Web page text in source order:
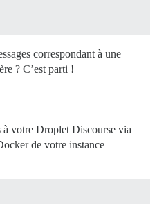
correspondant à une
? C’est parti !
à votre Droplet Discourse via
de votre instance